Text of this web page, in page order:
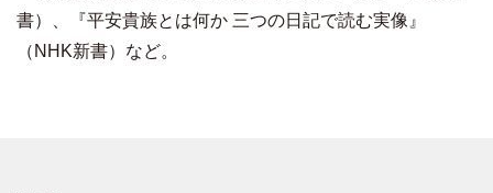
書）、『平安貴族とは何か 三つの日記で読む実像』
（NHK新書）など。